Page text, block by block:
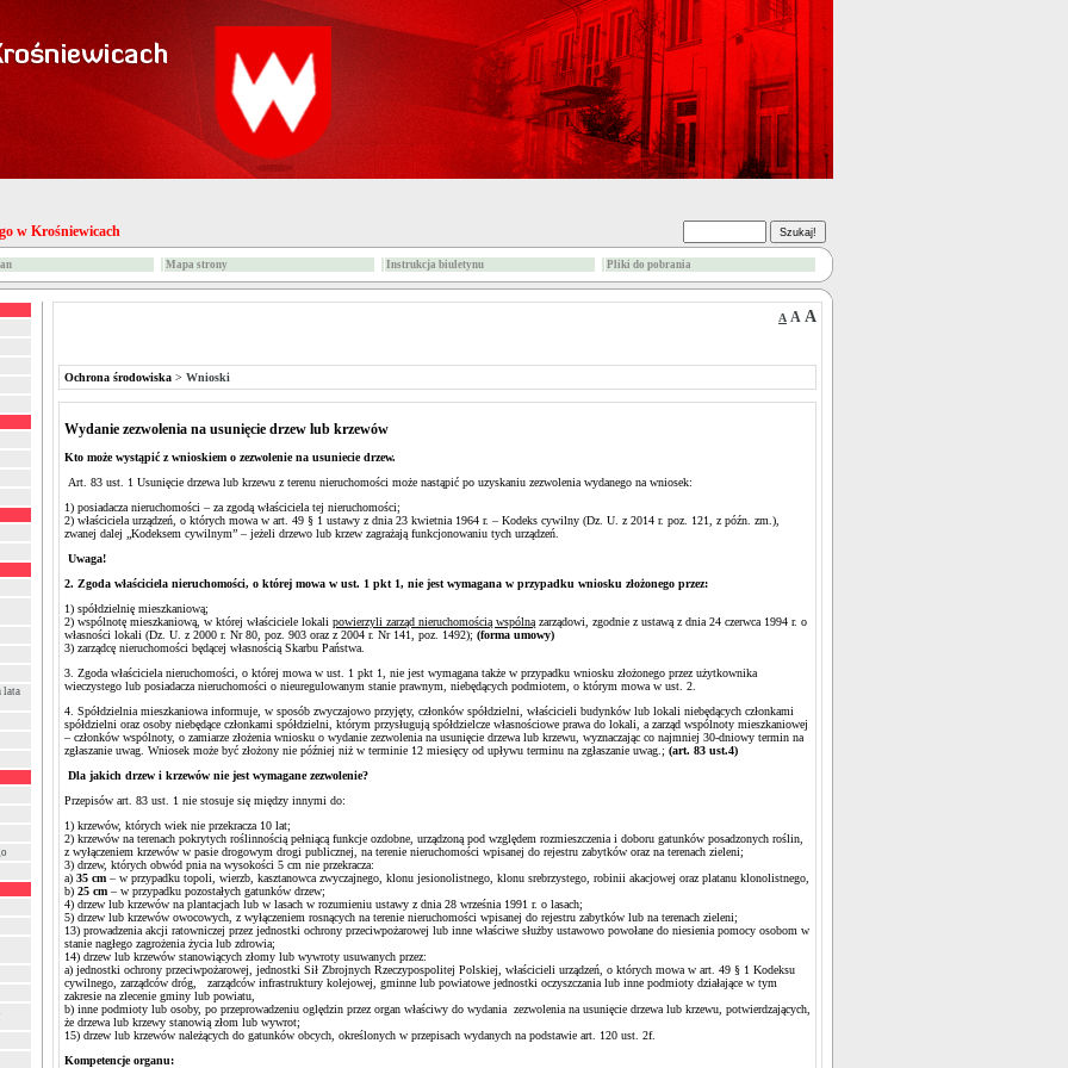
w Krośniewicach
Mapa strony Instrukcja biuletynu Pliki do pobrania
lata
A A A
Ochrona środowiska > Wnioski
Wydanie zezwolenia na usunięcie drzew lub krzewów
Kto może wystąpić z wnioskiem o zezwolenie na usuniecie drzew.
Art. 83 ust. 1 Usunięcie drzewa lub krzewu z terenu nieruchomości może nastąpić po uzyskaniu zezwolenia wydanego na wniosek:
1) posiadacza nieruchomości – za zgodą właściciela tej nieruchomości;
2) właściciela urządzeń, o których mowa w art. 49 § 1 ustawy z dnia 23 kwietnia 1964 r. – Kodeks cywilny (Dz. U. z 2014 r. poz. 121, z późn. zm.),
zwanej dalej „Kodeksem cywilnym” – jeżeli drzewo lub krzew zagrażają funkcjonowaniu tych urządzeń.
Uwaga!
2. Zgoda właściciela nieruchomości, o której mowa w ust. 1 pkt 1, nie jest wymagana w przypadku wniosku złożonego przez:
1) spółdzielnię mieszkaniową;
2) wspólnotę mieszkaniową, w której właściciele lokali powierzyli zarząd nieruchomością wspólnązarządowi, zgodnie z ustawą z dnia 24 czerwca 1994 r. o
własności lokali (Dz. U. z 2000 r. Nr 80, poz. 903 oraz z 2004 r. Nr 141, poz. 1492); (forma umowy)
3) zarządcę nieruchomości będącej własnością Skarbu Państwa.
3. Zgoda właściciela nieruchomości, o której mowa w ust. 1 pkt 1, nie jest wymagana także w przypadku wniosku złożonego przez użytkownika
wieczystego lub posiadacza nieruchomości o nieuregulowanym stanie prawnym, niebędących podmiotem, o którym mowa w ust. 2.
4. Spółdzielnia mieszkaniowa informuje, w sposób zwyczajowo przyjęty, członków spółdzielni, właścicieli budynków lub lokali niebędących członkami
spółdzielni oraz osoby niebędące członkami spółdzielni, którym przysługują spółdzielcze własnościowe prawa do lokali, a zarząd wspólnoty mieszkaniowej
– członków wspólnoty, o zamiarze złożenia wniosku o wydanie zezwolenia na usunięcie drzewa lub krzewu, wyznaczając co najmniej 30-dniowy termin na
zgłaszanie uwag. Wniosek może być złożony nie później niż w terminie 12 miesięcy od upływu terminu na zgłaszanie uwag.; (art. 83 ust.4)
Dla jakich drzew i krzewów nie jest wymagane zezwolenie?
Przepisów art. 83 ust. 1 nie stosuje się między innymi do:
1) krzewów, których wiek nie przekracza 10 lat;
2) krzewów na terenach pokrytych roślinnością pełniącą funkcje ozdobne, urządzoną pod względem rozmieszczenia i doboru gatunków posadzonych roślin,
z wyłączeniem krzewów w pasie drogowym drogi publicznej, na terenie nieruchomości wpisanej do rejestru zabytków oraz na terenach zieleni;
3) drzew, których obwód pnia na wysokości 5 cm nie przekracza:
a) 35 cm – w przypadku topoli, wierzb, kasztanowca zwyczajnego, klonu jesionolistnego, klonu srebrzystego, robinii akacjowej oraz platanu klonolistnego,
b) 25 cm – w przypadku pozostałych gatunków drzew;
4) drzew lub krzewów na plantacjach lub w lasach w rozumieniu ustawy z dnia 28 września 1991 r. o lasach;
5) drzew lub krzewów owocowych, z wyłączeniem rosnących na terenie nieruchomości wpisanej do rejestru zabytków lub na terenach zieleni;
13) prowadzenia akcji ratowniczej przez jednostki ochrony przeciwpożarowej lub inne właściwe służby ustawowo powołane do niesienia pomocy osobom w
stanie nagłego zagrożenia życia lub zdrowia;
14) drzew lub krzewów stanowiących złomy lub wywroty usuwanych przez:
a) jednostki ochrony przeciwpożarowej, jednostki Sił Zbrojnych Rzeczypospolitej Polskiej, właścicieli urządzeń, o których mowa w art. 49 § 1 Kodeksu
cywilnego, zarządców dróg, zarządców infrastruktury kolejowej, gminne lub powiatowe jednostki oczyszczania lub inne podmioty działające w tym
zakresie na zlecenie gminy lub powiatu,
b) inne podmioty lub osoby, po przeprowadzeniu oględzin przez organ właściwy do wydania zezwolenia na usunięcie drzewa lub krzewu, potwierdzających,
że drzewa lub krzewy stanowią złom lub wywrot;
15) drzew lub krzewów należących do gatunków obcych, określonych w przepisach wydanych na podstawie art. 120 ust. 2f.
Kompetencje organu: